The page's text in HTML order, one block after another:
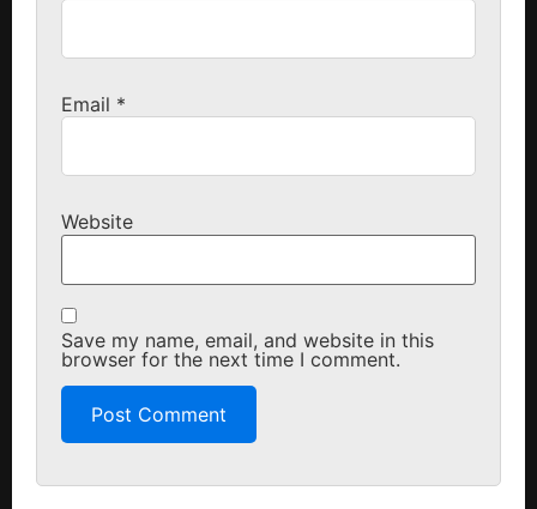
Email *
Website
Save my name, email, and website in this
browser for the next time I comment.